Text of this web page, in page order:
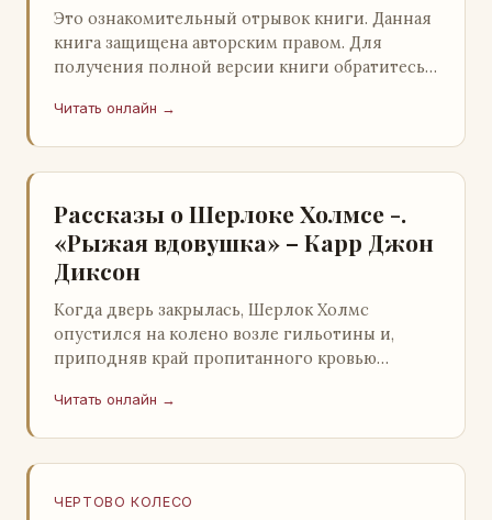
Это ознакомительный отрывок книги. Данная
книга защищена авторским правом. Для
получения полной версии книги обратитесь к
легального ко…
Читать онлайн →
Рассказы о Шерлоке Холмсе -.
«Рыжая вдовушка» – Карр Джон
Диксон
Когда дверь закрылась, Шерлок Холмс
опустился на колено возле гильотины и,
приподняв край пропитанного кровью
скрывался под ним…
Читать онлайн →
ЧЕРТОВО КОЛЕСО